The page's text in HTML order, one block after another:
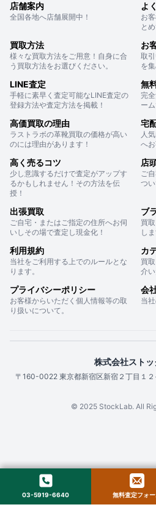
店舗案内
全国各地へ店舗展開中！
よ
お
と
買取方法
様々な買取方法をご用意！自身に合
う買取方法をお選びください。
お
取
を
LINE査定
手軽に素早く査定可能なLINE査定の
登録方法や査定方法を掲載！
無
完
ー
高価買取の理由
ラストラボの革靴買取の価格が高い
のには理由があります！
宅
人
へ
高く売るコツ
少し意識するだけで査定がアップす
るかもしれません！その方法を伝
授！
店
ご
つ
出張買取
ご自宅・またはご指定の住所へお伺
いしその場で査定し現金化！
ブ
買
しま
利用規約
当社をご利用する上でのルールとな
ります。
カ
買
介い
プライバシーポリシー
お客様からいただく個人情報等の取
り扱いについて。
会
当社
株式会社スト
〒160-0022 東京都新宿区新宿２丁目１
© 2025 StockLab. All
03-5919-6640 無料査定フォー